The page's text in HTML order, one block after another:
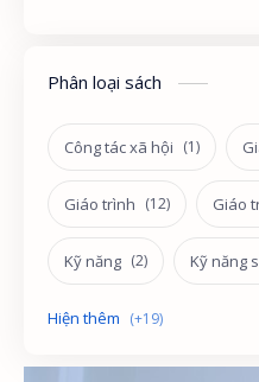
Phân loại sách
Công tác xã hội
Giáo trình Giáo
Kỹ năng Kỹ năng
Phát triển